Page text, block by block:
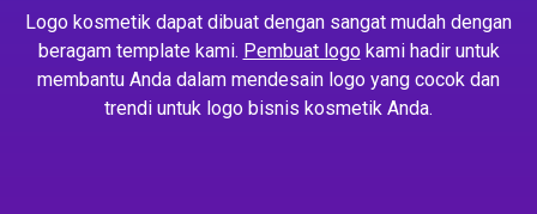
Logo kosmetik dapat dibuat dengan sangat mudah dengan
beragam template kami. Pembuat logokami hadir untuk
membantu Anda dalam mendesain logo yang cocok dan
trendi untuk logo bisnis kosmetik Anda.